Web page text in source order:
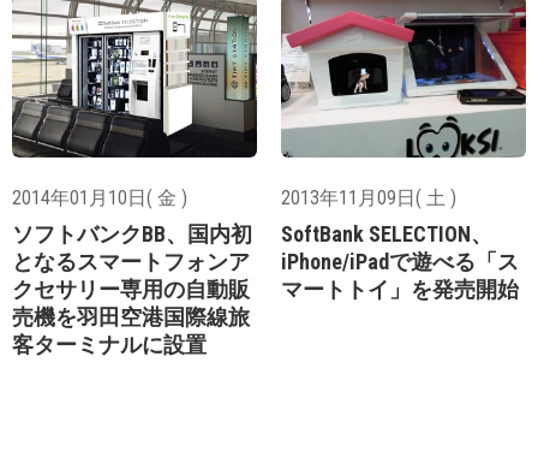
2014年01月10日( 金 )
ソフトバンクBB、国内初
となるスマートフォンア
クセサリー専用の自動販
売機を羽田空港国際線旅
客ターミナルに設置
2013年11月09日( 土 )
SoftBank SELECTION、
iPhone/iPadで遊べる「ス
マートトイ」を発売開始